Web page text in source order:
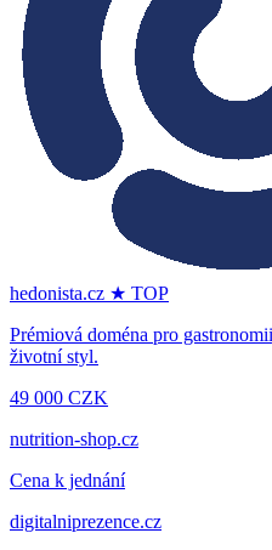
hedonista.cz ★ TOP
Prémiová doména pro
životní styl.
49 000 CZK
nutrition-shop.cz
Cena k jednání
digitalniprezence.cz